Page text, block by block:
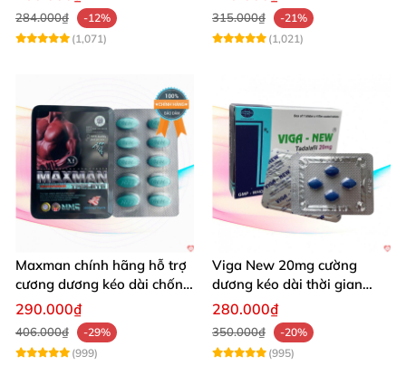
284.000₫
-12%
(1,071)
315.000₫
-21%
(1,021)
Maxman chính hãng hỗ trợ
cương dương kéo dài chống
xuất tinh sớm 10 viên
290.000₫
406.000₫
-29%
(999)
Viga New 20mg cường
dương kéo dài thời gian
chống xuất tinh hiệu quả
280.000₫
350.000₫
-20%
(995)